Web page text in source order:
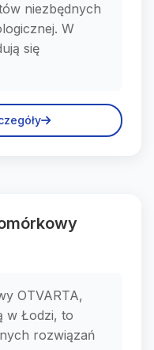
niezbędnych
W
się
OTVARTA,
w Łodzi, to
rozwiązań